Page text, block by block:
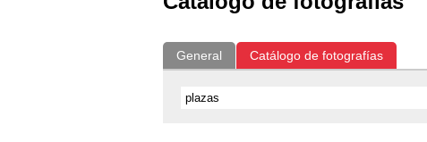
General Catálogo de fotografías